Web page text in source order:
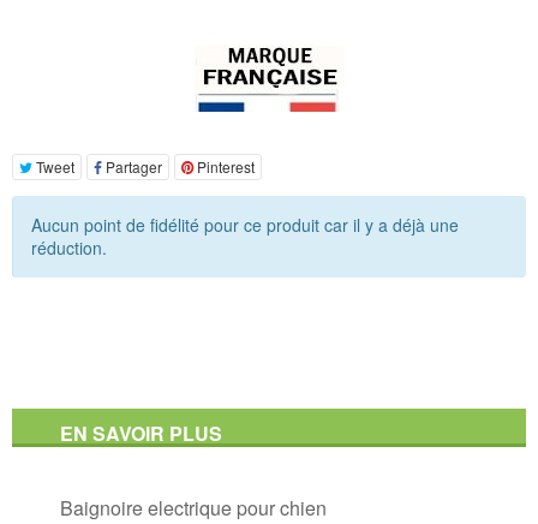
Tweet Partager Pinterest
Aucun point de fidélité pour ce produit car il y a déjà une
réduction.
EN SAVOIR PLUS
Baignoire electrique pour chien